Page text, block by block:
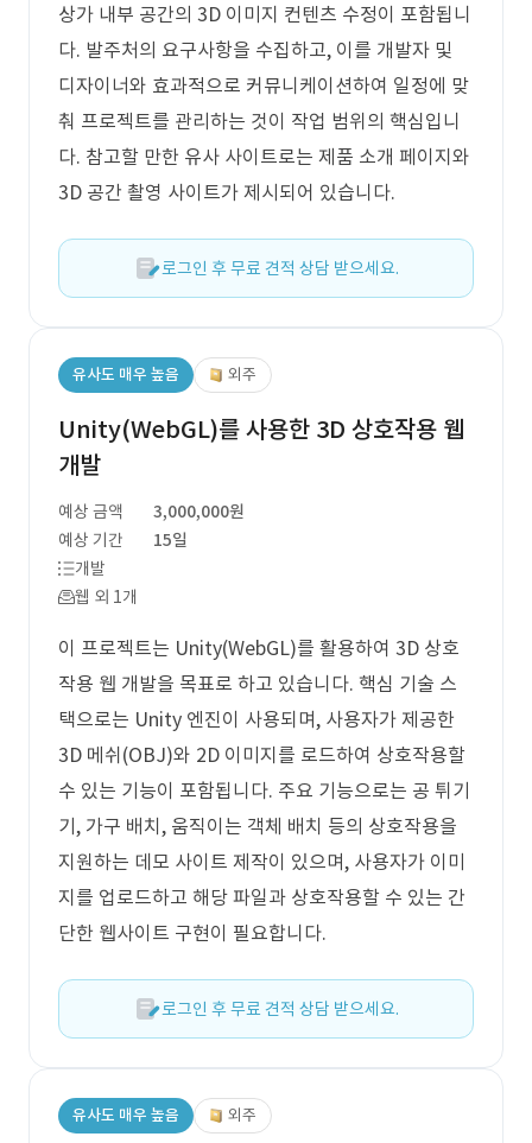
상가 내부 공간의 3D 이미지 컨텐츠 수정이 포함됩니
다. 발주처의 요구사항을 수집하고, 이를 개발자 및
디자이너와 효과적으로 커뮤니케이션하여 일정에 맞
춰 프로젝트를 관리하는 것이 작업 범위의 핵심입니
다. 참고할 만한 유사 사이트로는 제품 소개 페이지와
3D 공간 촬영 사이트가 제시되어 있습니다.
로그인 후 무료 견적 상담 받으세요.
유사도 매우 높음 외주
Unity(WebGL)를 사용한 3D 상호작용 웹
개발
예상 금액
3,000,000원
예상 기간
15일
개발
웹 외 1개
이 프로젝트는 Unity(WebGL)를 활용하여 3D 상호
작용 웹 개발을 목표로 하고 있습니다. 핵심 기술 스
택으로는 Unity 엔진이 사용되며, 사용자가 제공한
3D 메쉬(OBJ)와 2D 이미지를 로드하여 상호작용할
수 있는 기능이 포함됩니다. 주요 기능으로는 공 튀기
기, 가구 배치, 움직이는 객체 배치 등의 상호작용을
지원하는 데모 사이트 제작이 있으며, 사용자가 이미
지를 업로드하고 해당 파일과 상호작용할 수 있는 간
단한 웹사이트 구현이 필요합니다.
로그인 후 무료 견적 상담 받으세요.
유사도 매우 높음 외주